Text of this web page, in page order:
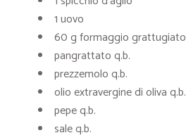
1 uovo
60 g formaggio grattugiato
pangrattato q.b.
prezzemolo q.b.
olio extravergine di oliva q.b.
pepe q.b.
sale q.b.